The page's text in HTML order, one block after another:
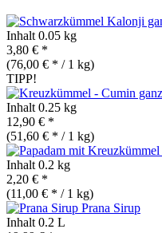
Inhalt 0.05 kg
3,80 € *
(76,00 € * / 1 kg)
TIPP!
Inhalt 0.25 kg
12,90 € *
(51,60 € * / 1 kg)
Inhalt 0.2 kg
2,20 € *
(11,00 € * / 1 kg)
Prana Sirup
Inhalt 0.2 L